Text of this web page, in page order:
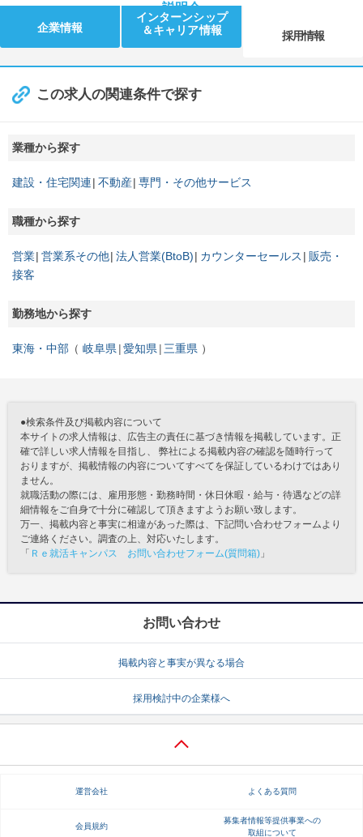
説明会
企業情報
インターンシップ
＆キャリア情報
採用情報
この求人の関連条件で探す
業種から探す
建設・住宅関連 不動産 専門・その他サービス
職種から探す
営業 営業系その他 法人営業(BtoB) カウンターセールス
販売・
接客
勤務地から探す
東海・中部 岐阜県 愛知県 三重県
●検索条件及び掲載内容について
本サイトの求人情報は、広告主の責任に基づき情報を掲載しています。正
確で詳しい求人情報を目指し、 弊社による掲載内容の確認を随時行って
おりますが、掲載情報の内容についてすべてを保証しているわけではあり
ません。
就職活動の際には、雇用形態・勤務時間・休日休暇・給与・待遇などの詳
細情報をご自身で十分に確認して頂きますようお願い致します。
万一、掲載内容と事実に相違があった際は、下記問い合わせフォームより
ご連絡ください。調査の上、対応いたします。
「 Ｒｅ就活キャンパス お問い合わせフォーム(質問箱) 」
お問い合わせ
掲載内容と事実が異なる場合
採用検討中の企業様へ
運営会社 よくある質問
会員規約
募集者情報等提供事業への
取組について